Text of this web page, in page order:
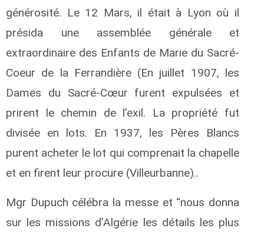
générosité. Le 12 Mars, il était à Lyon où il
présida une assemblée générale et
extraordinaire des Enfants de Marie du Sacré-
Coeur de la Ferrandière (En juillet 1907, les
Dames du Sacré-Cœur furent expulsées et
prirent le chemin de l’exil. La propriété fut
divisée en lots. En 1937, les Pères Blancs
purent acheter le lot qui comprenait la chapelle
et en firent leur procure (Villeurbanne)..
Mgr Dupuch célébra la messe et “nous donna
sur les missions d’Algérie les détails les plus